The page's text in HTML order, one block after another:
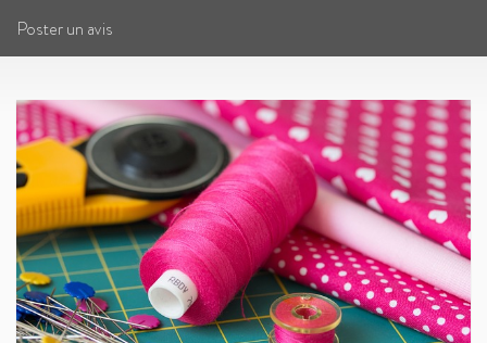
Poster un avis